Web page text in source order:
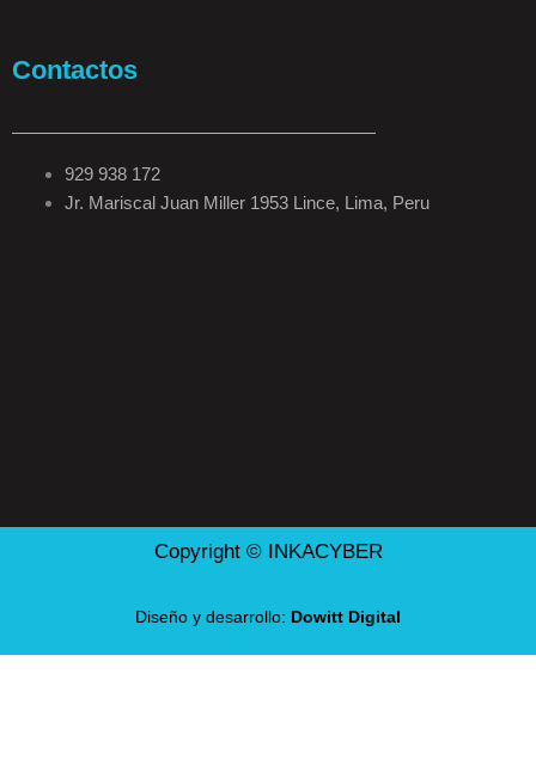
Contactos
929 938 172
Jr. Mariscal Juan Miller 1953 Lince, Lima, Peru
Copyright © INKACYBER
Diseño y desarrollo: Dowitt Digital